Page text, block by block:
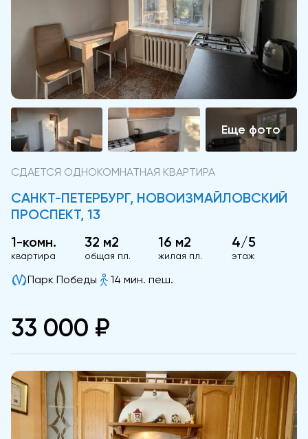
СДАЕТСЯ ОДНОКОМНАТНАЯ КВАРТИРА
САНКТ-ПЕТЕРБУРГ, НОВОИЗМАЙЛОВСКИЙ
ПРОСПЕКТ, 13
1-комн.
квартира
32 м2
общая пл.
16 м2
жилая пл.
4/5
этаж
Парк Победы 14 мин. пеш.
33 000 ₽